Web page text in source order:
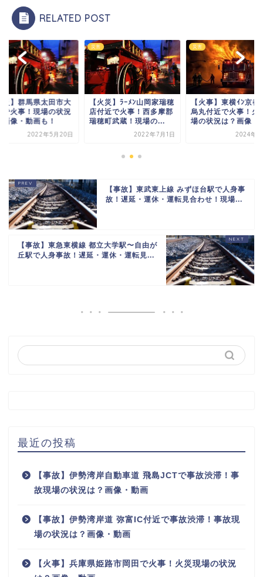
RELATED POST
災】群馬県太田市大
で火事！現場の状況
画像・動画も！
2022年5月20日
災害
【火災】ﾗｰﾒﾝ山岡家瑞穂
店付近で火事！西多摩郡
瑞穂町武蔵！現場の...
2022年7月1日
災害
【火事】東横ｲﾝ京都
烏丸付近で火事！火
場の状況は？画像・
2024年8
【事故】東武東上線 みずほ台駅で人身事
故！遅延・運休・運転見合わせ！現場...
【事故】東急東横線 都立大学駅〜自由が
丘駅で人身事故！遅延・運休・運転見...
最近の投稿
【事故】伊勢湾岸自動車道 飛島JCTで事故渋滞！事
故現場の状況は？画像・動画
【事故】伊勢湾岸道 弥富IC付近で事故渋滞！事故現
場の状況は？画像・動画
【火事】兵庫県姫路市岡田で火事！火災現場の状況